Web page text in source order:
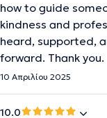
how to guide
kindness and
heard, supported,
forward. Thank you.
10 Απριλίου 2025
10.0